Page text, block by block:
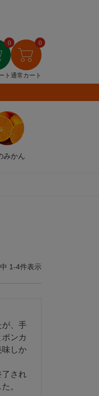
0
ト
0
通常カート
みかん
1-4件表示
が、手
ンカ
味しか
了され
。